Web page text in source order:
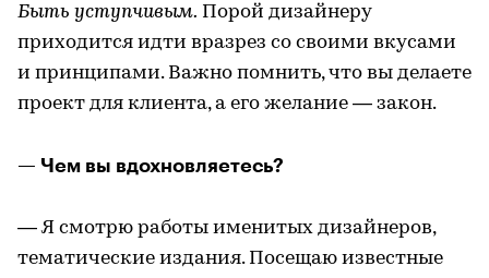
Быть уступчивым. Порой дизайнеру
приходится идти вразрез со своими вкусами
и принципами. Важно помнить, что вы делаете
проект для клиента, а его желание — закон.
— Чем вы вдохновляетесь?
— Я смотрю работы именитых дизайнеров,
тематические издания. Посещаю известные